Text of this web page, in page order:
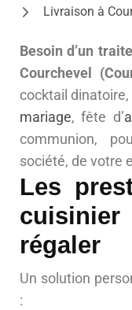
Livraison à
Besoin d’un
Courchevel
cocktail
mariage, fête d’
communion,
société, de votre
Les
régaler
Un solution
: